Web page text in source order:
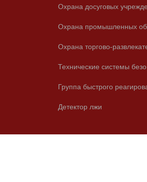
Охрана досуговых
Охрана промышленных
Охрана торгово-
Технические системы
Группа быстрого
Детектор лжи